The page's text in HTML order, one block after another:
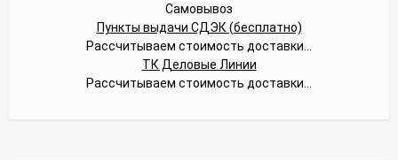
Самовывоз
Пункты выдачи СДЭК (бесплатно)
Рассчитываем стоимость доставки...
ТК Деловые Линии
Рассчитываем стоимость доставки...